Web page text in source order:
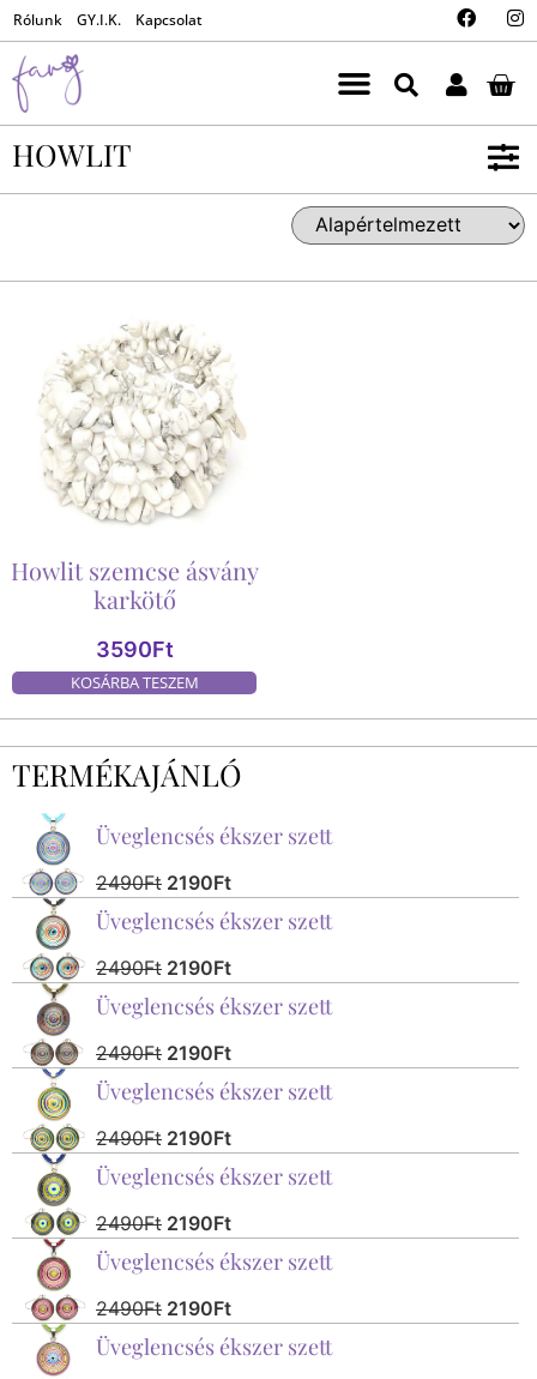
Rólunk GY.I.K. Kapcsolat
TERMÉKAJÁNLÓ
Üveglencsés ékszer szett
2490Ft 2190Ft
Üveglencsés ékszer szett
2490Ft 2190Ft
Üveglencsés ékszer szett
2490Ft 2190Ft
Üveglencsés ékszer szett
2490Ft 2190Ft
Üveglencsés ékszer szett
2490Ft 2190Ft
Üveglencsés ékszer szett
2490Ft 2190Ft
Üveglencsés ékszer szett
HOWLIT
Howlit szemcse ásvány
karkötő
3590Ft
KOSÁRBA TESZEM